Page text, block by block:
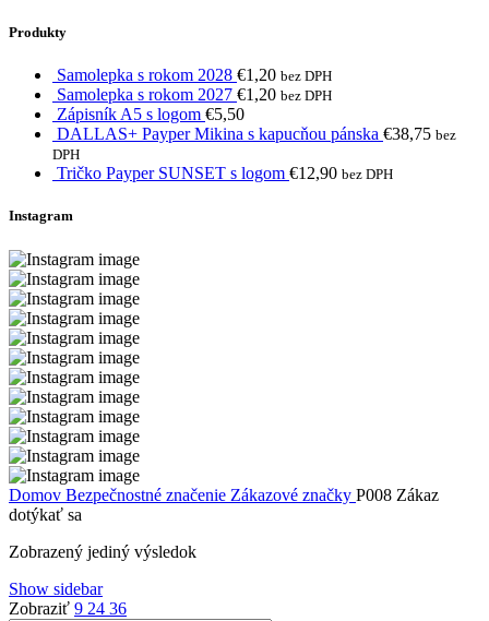
Produkty
Samolepka s rokom 2028 €1,20 bez DPH
Samolepka s rokom 2027 €1,20 bez DPH
Zápisník A5 s logom €5,50
DALLAS+ Payper Mikina s kapucňou pánska €38,75 bez
DPH
Tričko Payper SUNSET s logom €12,90 bez DPH
Instagram
Domov Bezpečnostné značenie Zákazové značky P008 Zákaz
dotýkať sa
Zobrazený jediný výsledok
Show sidebar
Zobraziť 9 24 36